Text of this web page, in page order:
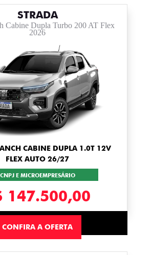
STRADA
Cabine Dupla Turbo 200 AT Flex
2026
CABINE DUPLA 1.0T 12V
FLEX AUTO 26/27
CNPJ E MICROEMPRESÁRIO
147.500,00
CONFIRA A OFERTA